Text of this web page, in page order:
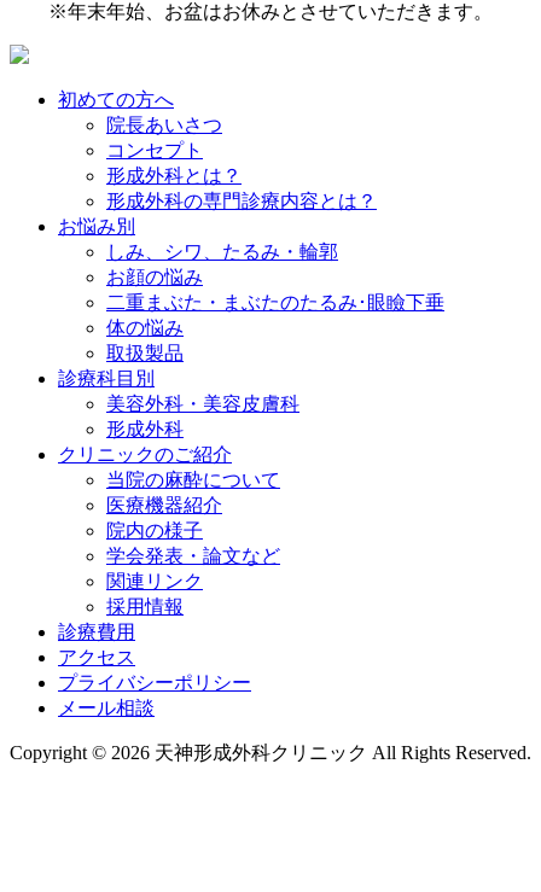
※年末年始、お盆はお休みとさせていただきます。
初めての方へ
院長あいさつ
コンセプト
形成外科とは？
形成外科の専門診療内容とは？
お悩み別
しみ、シワ、たるみ・輪郭
お顔の悩み
二重まぶた・まぶたのたるみ･眼瞼下垂
体の悩み
取扱製品
診療科目別
美容外科・美容皮膚科
形成外科
クリニックのご紹介
当院の麻酔について
医療機器紹介
院内の様子
学会発表・論文など
関連リンク
採用情報
診療費用
アクセス
プライバシーポリシー
メール相談
Copyright © 2026 天神形成外科クリニック All Rights Reserved.